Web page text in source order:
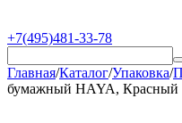
+7(495)481-33-78
Главная/Каталог/Упаковка/
бумажный HAYA, Красный